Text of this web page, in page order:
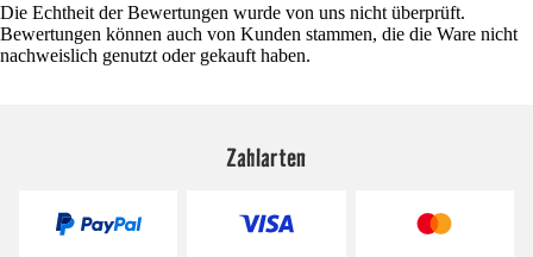
Die Echtheit der Bewertungen wurde von uns nicht überprüft.
Bewertungen können auch von Kunden stammen, die die Ware nicht
nachweislich genutzt oder gekauft haben.
Zahlarten